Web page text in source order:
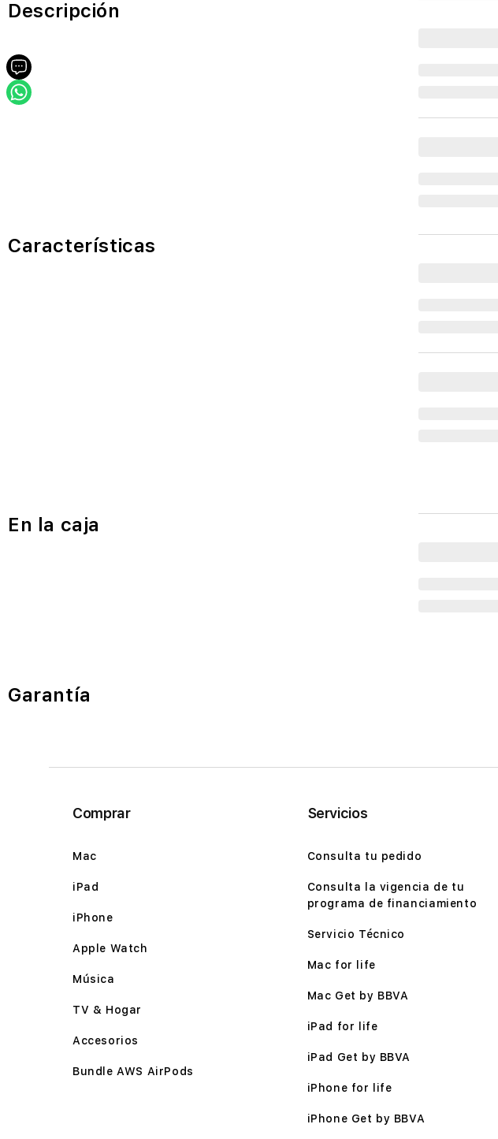
Descripción
Características
En la caja
Garantía
Comprar
Mac
iPad
iPhone
Apple Watch
Música
TV & Hogar
Accesorios
Bundle AWS AirPods
Servicios
Consulta tu pedido
Consulta la vigencia de tu
programa de financiamiento
Servicio Técnico
Mac for life
Mac Get by BBVA
iPad for life
iPad Get by BBVA
iPhone for life
iPhone Get by BBVA